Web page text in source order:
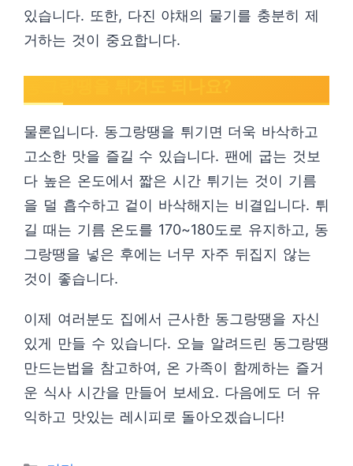
있습니다. 또한, 다진 야채의 물기를 충분히 제
거하는 것이 중요합니다.
물론입니다. 동그랑땡을 튀기면 더욱 바삭하고
고소한 맛을 즐길 수 있습니다. 팬에 굽는 것보
다 높은 온도에서 짧은 시간 튀기는 것이 기름
을 덜 흡수하고 겉이 바삭해지는 비결입니다. 튀
길 때는 기름 온도를 170~180도로 유지하고, 동
그랑땡을 넣은 후에는 너무 자주 뒤집지 않는
것이 좋습니다.
이제 여러분도 집에서 근사한 동그랑땡을 자신
있게 만들 수 있습니다. 오늘 알려드린 동그랑땡
만드는법을 참고하여, 온 가족이 함께하는 즐거
운 식사 시간을 만들어 보세요. 다음에도 더 유
익하고 맛있는 레시피로 돌아오겠습니다!